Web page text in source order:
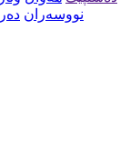
نووسەران